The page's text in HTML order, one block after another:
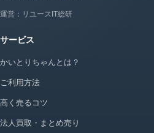
運営：リユースIT総研
サービス
かいとりちゃんとは？
ご利用方法
高く売るコツ
法人買取・まとめ売り